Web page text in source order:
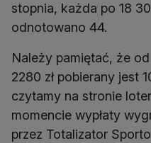
stopnia, każda po 18
odnotowano 44.
Należy pamiętać, że
2280 zł pobierany jest
czytamy na stronie
momencie wypłaty
przez Totalizator